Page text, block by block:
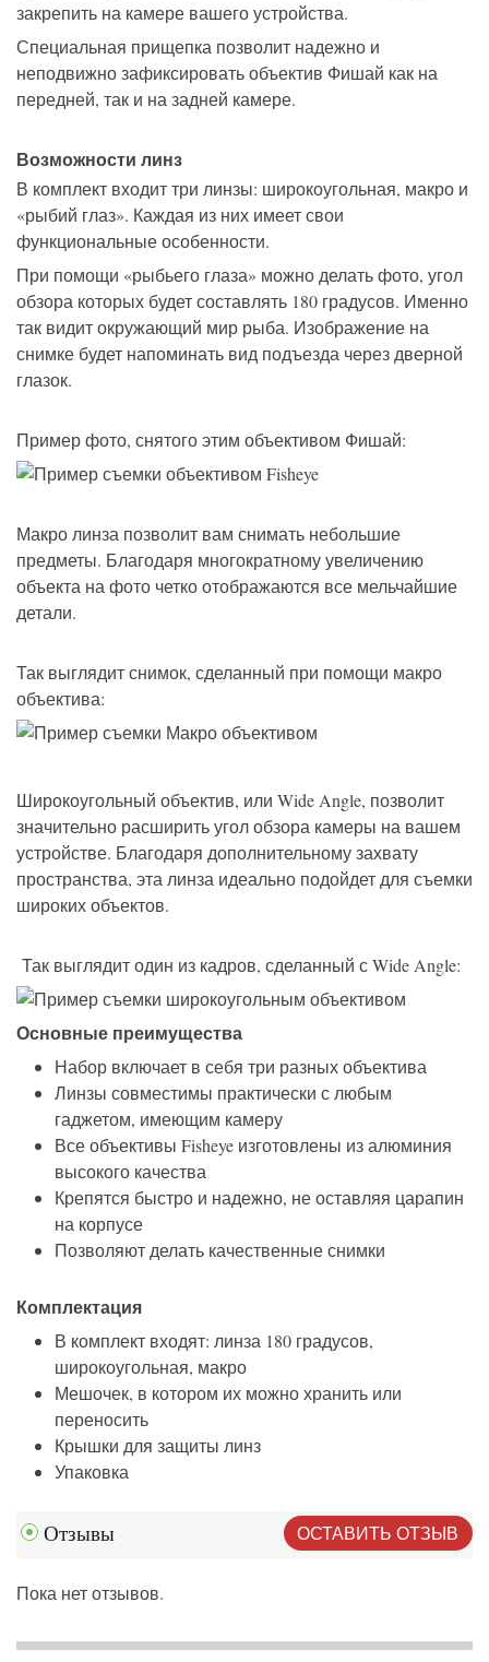
закрепить на камере вашего устройства.
Специальная прищепка позволит надежно и
неподвижно зафиксировать объектив Фишай как на
передней, так и на задней камере.
Возможности линз
В комплект входит три линзы: широкоугольная, макро и
«рыбий глаз». Каждая из них имеет свои
функциональные особенности.
При помощи «рыбьего глаза» можно делать фото, угол
обзора которых будет составлять 180 градусов. Именно
так видит окружающий мир рыба. Изображение на
снимке будет напоминать вид подъезда через дверной
глазок.
Пример фото, снятого этим объективом Фишай:
Макро линза позволит вам снимать небольшие
предметы. Благодаря многократному увеличению
объекта на фото четко отображаются все мельчайшие
детали.
Так выглядит снимок, сделанный при помощи макро
объектива:
Широкоугольный объектив, или Wide Angle, позволит
значительно расширить угол обзора камеры на вашем
устройстве. Благодаря дополнительному захвату
пространства, эта линза идеально подойдет для съемки
широких объектов.
Так выглядит один из кадров, сделанный с Wide Angle:
Основные преимущества
Набор включает в себя три разных объектива
Линзы совместимы практически с любым
гаджетом, имеющим камеру
Все объективы Fisheye изготовлены из алюминия
высокого качества
Крепятся быстро и надежно, не оставляя царапин
на корпусе
Позволяют делать качественные снимки
Комплектация
В комплект входят: линза 180 градусов,
широкоугольная, макро
Мешочек, в котором их можно хранить или
переносить
Крышки для защиты линз
Упаковка
Отзывы ОСТАВИТЬ ОТЗЫВ
Пока нет отзывов.